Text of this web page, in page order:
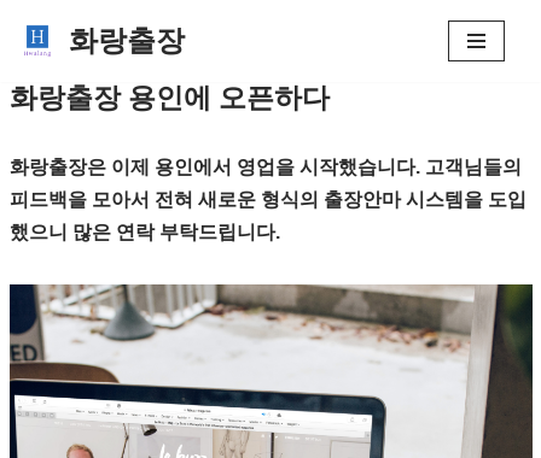
텐
로
건
너
기
화랑출장
화랑출장 용인에 오픈하다
화랑출장은 이제 용인에서 영업을 시작했습니다. 고객님들의
피드백을 모아서 전혀 새로운 형식의 출장안마 시스템을 도입
했으니 많은 연락 부탁드립니다.